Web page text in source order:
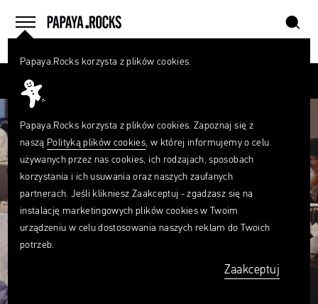
menu
home szukaj
Papaya.Rocks korzysta z plików cookies.
Papaya.Rocks korzysta z plików cookies. Zapoznaj się z
naszą Polityką plików cookies, w której informujemy o celu
używanych przez nas cookies, ich rodzajach, sposobach
korzystania i ich usuwania oraz naszych zaufanych
partnerach. Jeśli klikniesz Zaakceptuj - zgadzasz się na
instalację marketingowych plików cookies w Twoim
urządzeniu w celu dostosowania naszych reklam do Twoich
potrzeb.
Zaakceptuj
Czego
szukasz?